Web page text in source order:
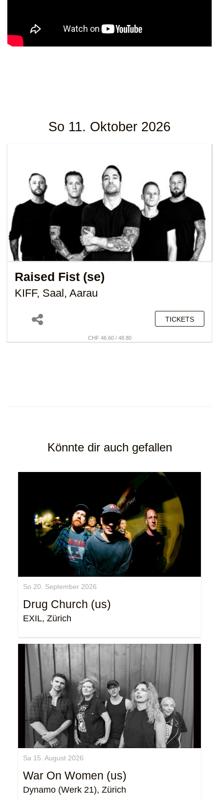
So 11. Oktober 2026
Raised Fist (se)
KIFF, Saal, Aarau
TICKETS
CHF 46.60 / 48.80
Könnte dir auch gefallen
So 20. September 2026
Drug Church (us)
EXIL, Zürich
Sa 15. August 2026
War On Women (us)
Dynamo (Werk 21), Zürich